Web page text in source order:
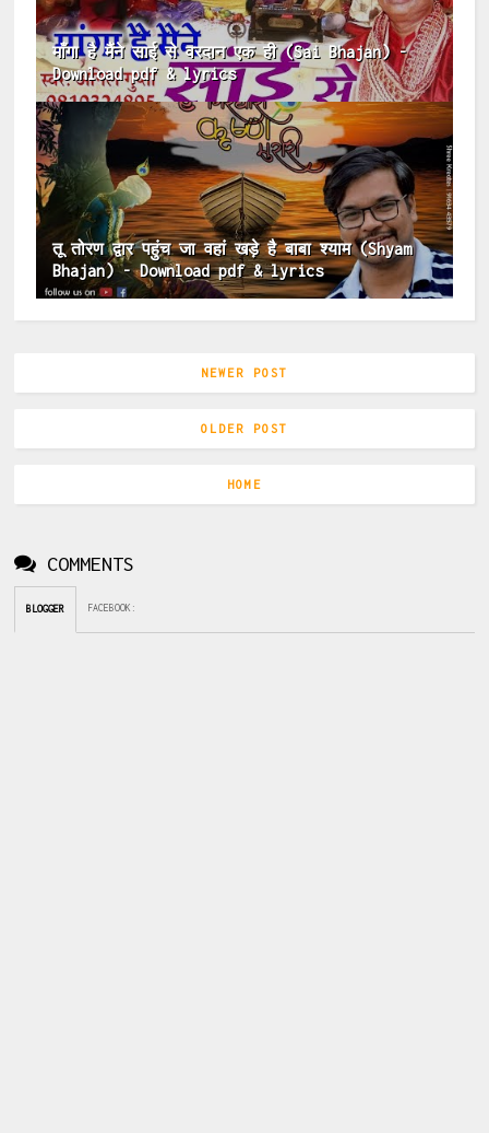
माँगा है मैंने साई से वरदान एक ही (Sai Bhajan) -
Download pdf & lyrics
तू तोरण द्वार पहुंच जा वहां खड़े है बाबा श्याम (Shyam
Bhajan) - Download pdf & lyrics
NEWER POST
OLDER POST
HOME
COMMENTS
BLOGGER FACEBOOK :